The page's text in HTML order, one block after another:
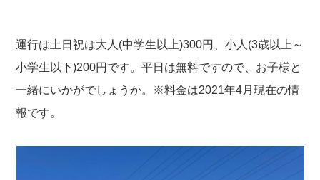
運行は土日祝は大人(中学生以上)300円、小人(3歳以上～
小学生以下)200円です。平日は無料ですので、お子様と
一緒にいかがでしょうか。※料金は2021年4月現在の情
報です。